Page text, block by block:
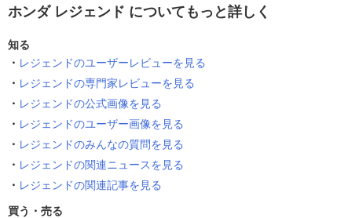
ホンダ レジェンド についてもっと詳しく
知る
レジェンドのユーザーレビューを見る
レジェンドの専門家レビューを見る
レジェンドの公式画像を見る
レジェンドのユーザー画像を見る
レジェンドのみんなの質問を見る
レジェンドの関連ニュースを見る
レジェンドの関連記事を見る
買う・売る